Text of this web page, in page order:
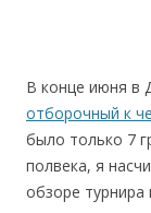
В конце июня в
отборочный к
было только 7
полвека, я
обзоре турнира